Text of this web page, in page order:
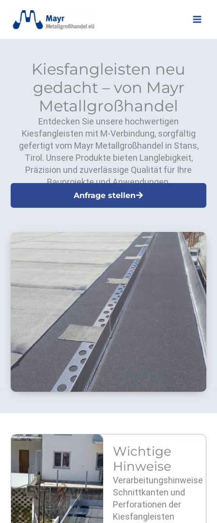
Inhalt
springen
Kiesfangleisten neu
gedacht – von Mayr
Metallgroßhandel
Entdecken Sie unsere hochwertigen
Kiesfangleisten mit M-Verbindung, sorgfältig
gefertigt vom Mayr Metallgroßhandel in Stans,
Tirol. Unsere Produkte bieten Langlebigkeit,
Präzision und zuverlässige Qualität für Ihre
Bauprojekte und Anwendungen.
Anfrage stellen
Wichtige
Hinweise​
Verarbeitungshinweise
Schnittkanten und
Perforationen der
Kiesfangleisten